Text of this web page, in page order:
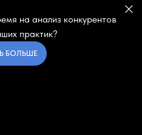
на анализ конкурентов
практик?
БОЛЬШЕ